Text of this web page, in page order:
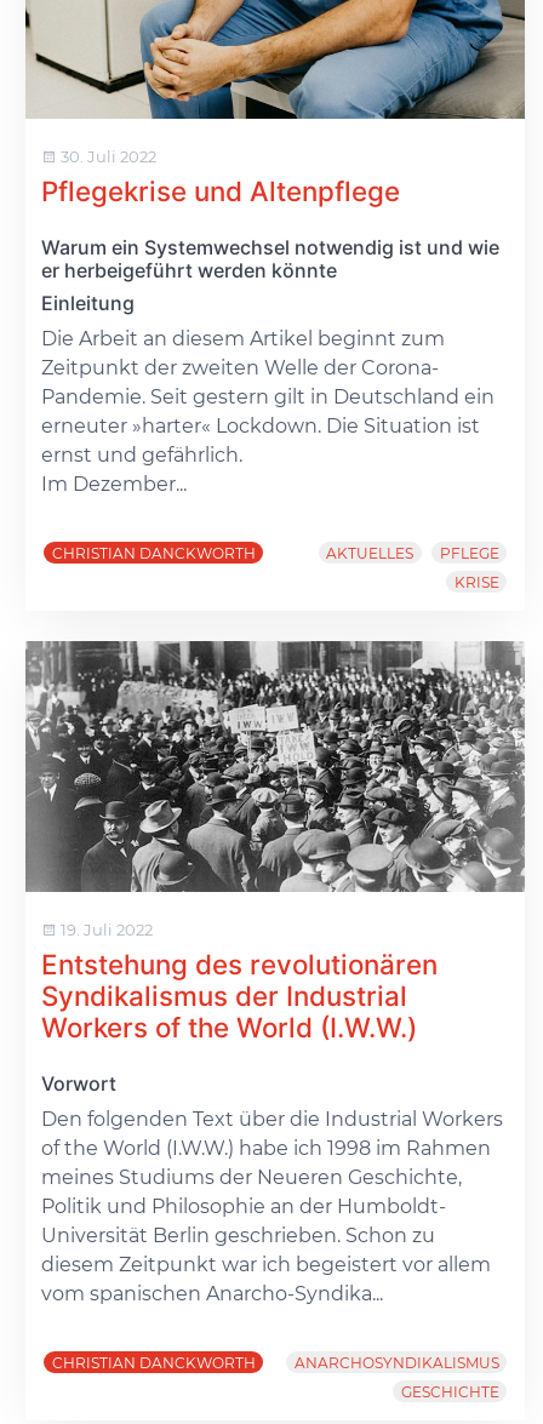
30. Juli 2022
Pflegekrise und Altenpflege
Warum ein Systemwechsel notwendig ist und wie
er herbeigeführt werden könnte
Einleitung
Die Arbeit an diesem Artikel beginnt zum
Zeitpunkt der zweiten Welle der Corona-
Pandemie. Seit gestern gilt in Deutschland ein
erneuter »harter« Lockdown. Die Situation ist
ernst und gefährlich.
Im Dezember...
CHRISTIAN DANCKWORTH AKTUELLES
PFLEGE
KRISE
19. Juli 2022
Entstehung des revolutionären
Syndikalismus der Industrial
Workers of the World (I.W.W.)
Vorwort
Den folgenden Text über die Industrial Workers
of the World (I.W.W.) habe ich 1998 im Rahmen
meines Studiums der Neueren Geschichte,
Politik und Philosophie an der Humboldt-
Universität Berlin geschrieben. Schon zu
diesem Zeitpunkt war ich begeistert vor allem
vom spanischen Anarcho-Syndika...
CHRISTIAN DANCKWORTH
ANARCHOSYNDIKALISMUS
GESCHICHTE